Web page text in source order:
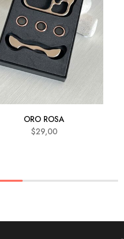
ORO ROSA
$29,00